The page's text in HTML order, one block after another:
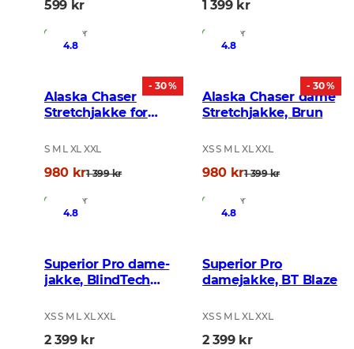
599 kr
På lager
1 399 kr
På lager
- 30 %
4.8
Alaska Chaser
Stretchjakke for
S M L XL XXL
980 kr1 399 kr
På lager
- 30 %
4.8
Alaska Chaser dame
Stretchjakke, Brun
XS S M L XL XXL
980 kr1 399 kr
På lager
4.8
Superior Pro dame-
jakke, BlindTech
XS S M L XL XXL
2 399 kr
4.8
Superior Pro
damejakke, BT Blaze
XS S M L XL XXL
2 399 kr